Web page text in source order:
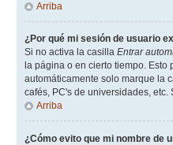
Arriba
¿Por qué mi sesión de usuario
Si no activa la casilla Entrar
la página o en cierto tiempo.
automáticamente solo marque la
cafés, PC's de universidades,
Arriba
¿Cómo evito que mi nombre de